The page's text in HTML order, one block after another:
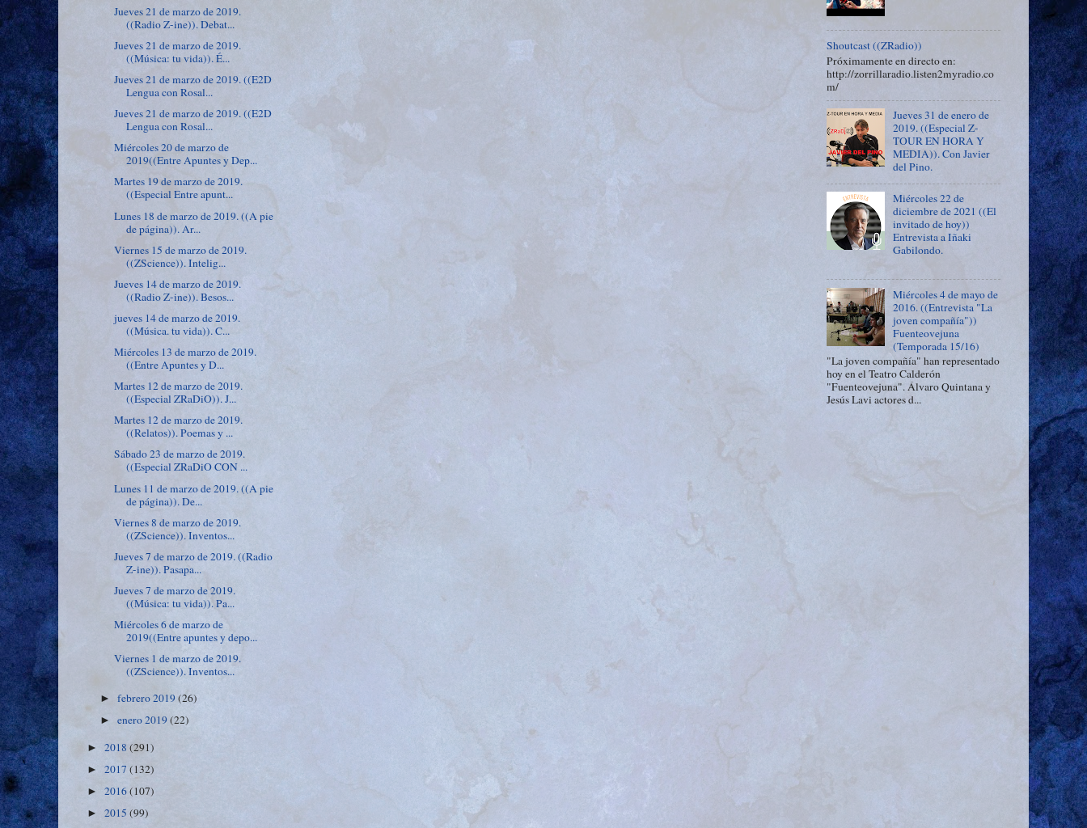
Jueves 21 de marzo de 2019.
((Radio Z-ine)). Debat...
Jueves 21 de marzo de 2019.
((Música: tu vida)). É...
Jueves 21 de marzo de 2019. ((E2D
Lengua con Rosal...
Jueves 21 de marzo de 2019. ((E2D
Lengua con Rosal...
Miércoles 20 de marzo de
2019((Entre Apuntes y Dep...
Martes 19 de marzo de 2019.
((Especial Entre apunt...
Lunes 18 de marzo de 2019. ((A pie
de página)). Ar...
Viernes 15 de marzo de 2019.
((ZScience)). Intelig...
Jueves 14 de marzo de 2019.
((Radio Z-ine)). Besos...
jueves 14 de marzo de 2019.
((Música. tu vida)). C...
Miércoles 13 de marzo de 2019.
((Entre Apuntes y D...
Martes 12 de marzo de 2019.
((Especial ZRaDiO)). J...
Martes 12 de marzo de 2019.
((Relatos)). Poemas y ...
Sábado 23 de marzo de 2019.
((Especial ZRaDiO CON ...
Lunes 11 de marzo de 2019. ((A pie
de página)). De...
Viernes 8 de marzo de 2019.
((ZScience)). Inventos...
Jueves 7 de marzo de 2019. ((Radio
Z-ine)). Pasapa...
Jueves 7 de marzo de 2019.
((Música: tu vida)). Pa...
Miércoles 6 de marzo de
2019((Entre apuntes y depo...
Viernes 1 de marzo de 2019.
((ZScience)). Inventos...
►febrero 2019(26)
►enero 2019(22)
► 2018 (291)
► 2017 (132)
► 2016(107)
► 2015 (99)
Shoutcast ((ZRadio))
Próximamente en directo en:
http://zorrillaradio.listen2myradio.co
m/
Jueves 31 de enero de
2019. ((Especial Z-
TOUR EN HORA Y
MEDIA)). Con Javier
del Pino.
Miércoles 22 de
diciembre de 2021 ((El
invitado de hoy))
Entrevista a Iñaki
Gabilondo.
Miércoles 4 de mayo de
2016. ((Entrevista "La
joven compañía"))
Fuenteovejuna
(Temporada 15/16)
"La joven compañía" han representado
hoy en el Teatro Calderón
"Fuenteovejuna". Álvaro Quintana y
Jesús Lavi actores d...